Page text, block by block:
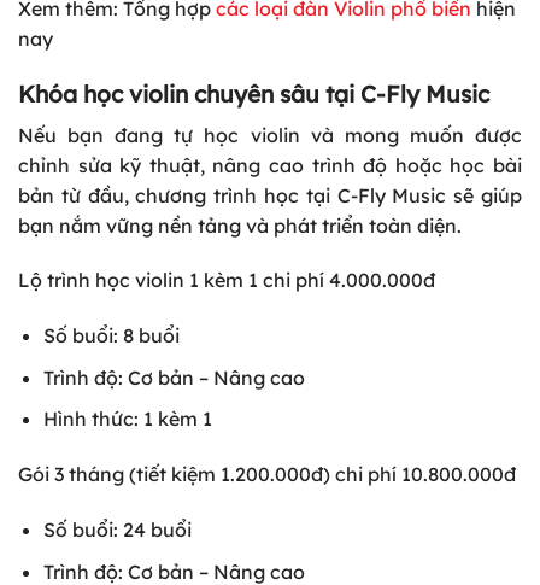
Xem thêm: Tổng hợp các loại đàn Violin phổ biến hiện
nay
Khóa học violin chuyên sâu tại C-Fly Music
Nếu bạn đang tự học violin và mong muốn được
chỉnh sửa kỹ thuật, nâng cao trình độ hoặc học bài
bản từ đầu, chương trình học tại C-Fly Music sẽ giúp
bạn nắm vững nền tảng và phát triển toàn diện.
Lộ trình học violin 1 kèm 1 chi phí 4.000.000đ
Số buổi: 8 buổi
Trình độ: Cơ bản – Nâng cao
Hình thức: 1 kèm 1
Gói 3 tháng (tiết kiệm 1.200.000đ) chi phí 10.800.000đ
Số buổi: 24 buổi
Trình độ: Cơ bản – Nâng cao